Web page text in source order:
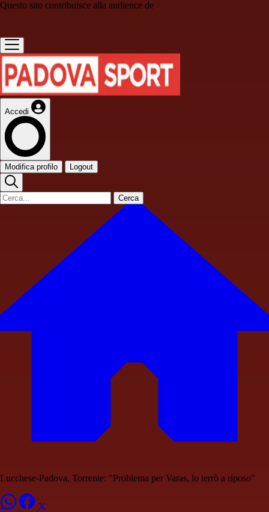
Questo sito contribuisce alla audience de
Accedi
Modifica profilo Logout
Cerca
Lucchese-Padova, Torrente: "Problema per Varas, lo terrò a riposo"